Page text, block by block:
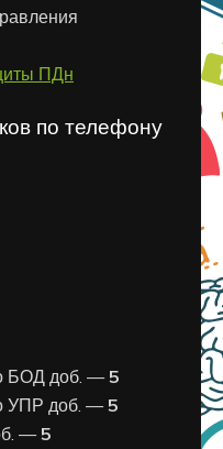
ПДн
по телефону
БОД доб. —5
УПР доб. —5
—5